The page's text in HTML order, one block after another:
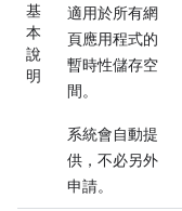
基
本
說
明
適用於所有網
頁應用程式的
暫時性儲存空
間。
系統會自動提
供，不必另外
申請。